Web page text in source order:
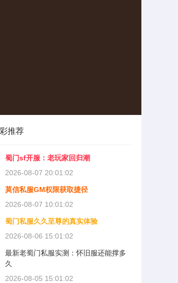
推荐
蜀门sf开服：老玩家回归潮
2026-08-07 20:01:02
莫信私服GM权限获取捷径
2026-08-07 10:01:02
蜀门私服久久至尊的真实体验
2026-08-06 15:01:02
最新老蜀门私服实测：怀旧服还能撑多
久
2026-08-05 15:01:02